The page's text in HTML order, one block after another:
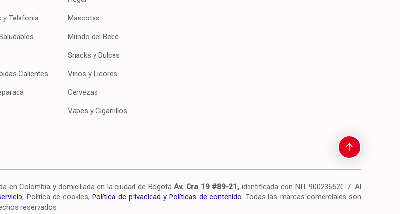
y Telefonia
Calientes
Mascotas
Mundo del Bebé
Snacks y Dulces
Vinos y Licores
Cervezas
Vapes y Cigarrillos
en Colombia y domiciliada en la ciudad de BogotáAv. Cra 19 #89-21,identificada con NIT 900236520-7.Al
, Política de cookies,Política de privacidad y Políticas de contenido. Todas las marcas comerciales son
reservados.